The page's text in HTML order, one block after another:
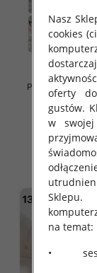
Piżama damska
Mix kolor
Nasz
cookies
oferty
gustów.
w
na temat:
• sesji